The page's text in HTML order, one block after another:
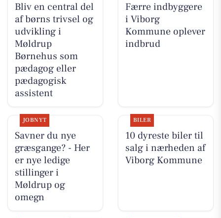
Bliv en central del
af børns trivsel og
udvikling i
Møldrup
Børnehus som
pædagog eller
pædagogisk
assistent
Færre indbyggere
i Viborg
Kommune oplever
indbrud
JOBNYT
Savner du nye
græsgange? - Her
er nye ledige
stillinger i
Møldrup og
omegn
BILER
10 dyreste biler til
salg i nærheden af
Viborg Kommune